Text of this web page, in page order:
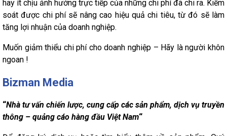
hay ít chịu ảnh hưởng trực tiếp của những chi phí đã chi ra. Kiểm
soát được chi phí sẽ nâng cao hiệu quả chi tiêu, từ đó sẽ làm
tăng lợi nhuận của doanh nghiệp.
Muốn giảm thiểu chi phí cho doanh nghiệp – Hãy là người khôn
ngoan !
Bizman Media
“Nhà tư vấn chiến lược, cung cấp các sản phẩm, dịch vụ truyền
thông – quảng cáo hàng đầu Việt Nam“